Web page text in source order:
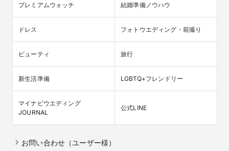
プレミアムウォッチ 結婚準備ノウハウ
ドレス フォトウエディング・前撮り
ビューティ 旅行
新生活準備 LGBTQ+フレンドリー
マイナビウエディング
JOURNAL
公式LINE
お問い合わせ（ユーザー様）